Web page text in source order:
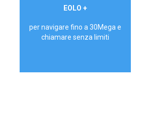
€ 24,90/meseEOLO +
per navigare fino a 30Mega e
chiamare senza limiti